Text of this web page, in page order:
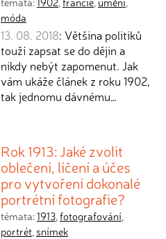
móda
13. 08. 2018: Většina politiků
touží zapsat se do dějin a
nikdy nebýt zapomenut. Jak
vám ukáže článek z roku 1902,
tak jednomu dávnému…
Rok 1913: Jaké zvolit
oblečení, líčení a účes
pro vytvoření dokonalé
portrétní fotografie?
témata:1913,fotografování,
portrét, snímek